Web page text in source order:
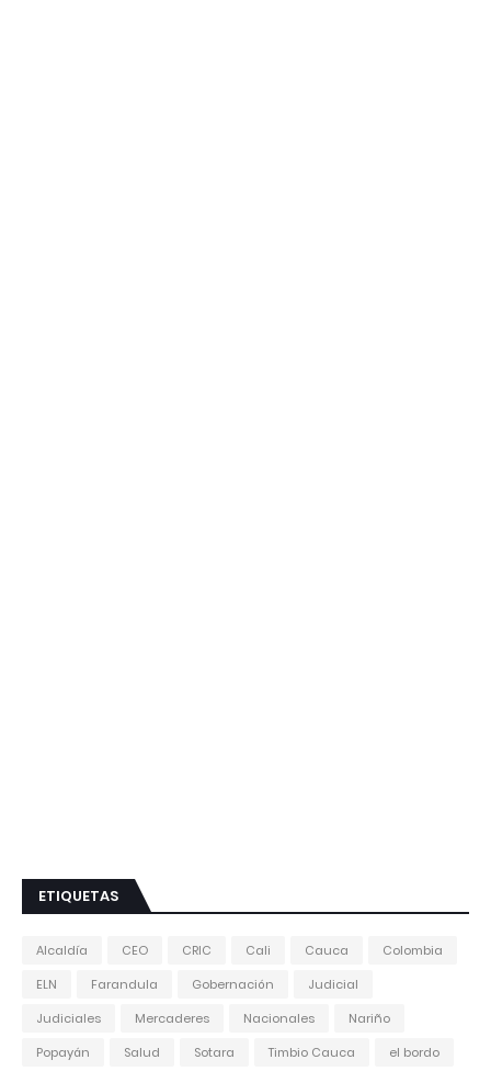
ETIQUETAS
Alcaldía CEO CRIC Cali Cauca
Colombia
ELN
Farandula Gobernación
Judicial
Judiciales
Mercaderes Nacionales
Nariño
Popayán
Salud Sotara Timbio Cauca el bordo